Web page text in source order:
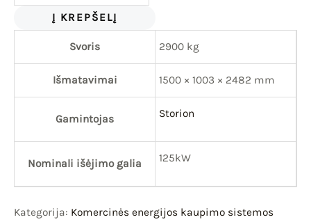
Į KREPŠELĮ
Svoris 2900 kg
Išmatavimai 1500 × 1003 × 2482 mm
Gamintojas Storion
Nominali išėjimo galia 125kW
Kategorija: Komercinės energijos kaupimo sistemos